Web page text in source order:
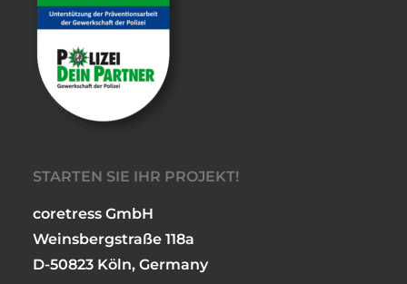
STARTEN SIE IHR PROJEKT!
coretress GmbH
Weinsbergstraße 118a
D-50823 Köln, Germany